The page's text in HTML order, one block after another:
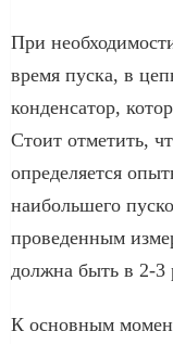
При
время пуска, в
конденсатор,
Стоит отметить,
определяется
наибольшего
проведенным
должна быть в 2-3
К основным